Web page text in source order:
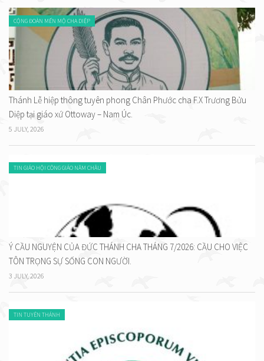
CỘNG ĐOÀN MẾN MỘ CHA DIỆP
Thánh Lễ hiệp thông tuyên phong Chân Phước cha F.X Trương Bửu
Diệp tại giáo xứ Ottoway – Nam Úc.
5 JULY, 2026
TIN GIÁO HỘI CÔNG GIÁO NĂM CHÂU
Ý CẦU NGUYỆN CỦA ĐỨC THÁNH CHA THÁNG 7/2026: CẦU CHO VIỆC
TÔN TRỌNG SỰ SỐNG CON NGƯỜI.
3 JULY, 2026
TIN TUYÊN THÁNH